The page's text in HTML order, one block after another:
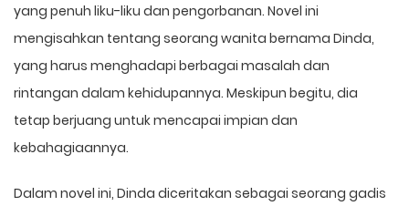
yang penuh liku-liku dan pengorbanan. Novel ini
mengisahkan tentang seorang wanita bernama Dinda,
yang harus menghadapi berbagai masalah dan
rintangan dalam kehidupannya. Meskipun begitu, dia
tetap berjuang untuk mencapai impian dan
kebahagiaannya.
Dalam novel ini, Dinda diceritakan sebagai seorang gadis